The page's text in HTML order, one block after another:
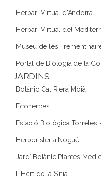
Herbari Virtual d'Andorra
Herbari Virtual del
Museu de les
Portal de Biologia de la
JARDINS
Botànic Cal Riera Moià
Ecoherbes
Estació Biològica Torretes
Herboristeria Nogué
Jardí Botànic Plantes
L'Hort de la Sínia